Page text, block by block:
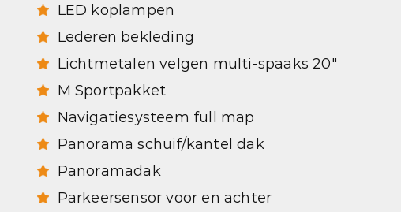
LED koplampen
Lederen bekleding
Lichtmetalen velgen multi-spaaks 20"
M Sportpakket
Navigatiesysteem full map
Panorama schuif/kantel dak
Panoramadak
Parkeersensor voor en achter